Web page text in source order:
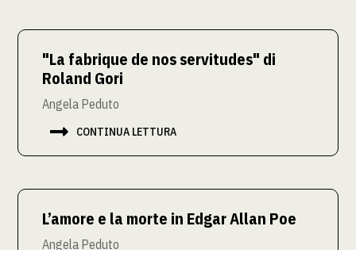
"La fabrique de nos servitudes" di
Roland Gori
Angela Peduto
 CONTINUA LETTURA
L’amore e la morte in Edgar Allan Poe
Angela Peduto